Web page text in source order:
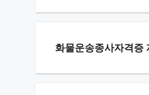
화물운송종사자격